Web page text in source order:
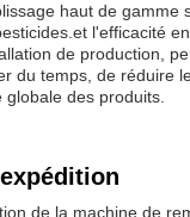
haut de gamme
l'efficacité
de production,
du temps, de réduire
des produits.
de la machine de